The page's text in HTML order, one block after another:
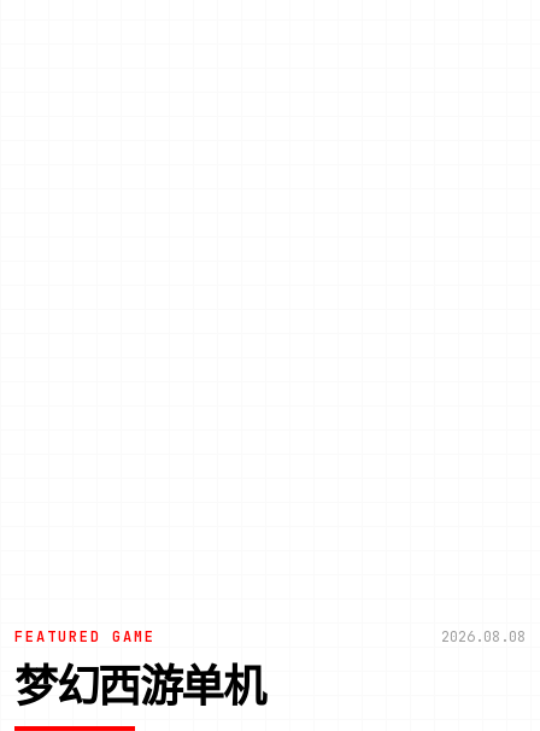
FEATURED GAME 2026.08.08
梦幻西游单机